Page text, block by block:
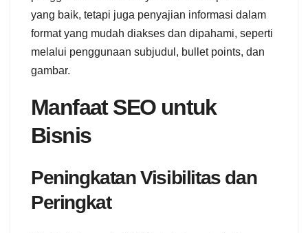
yang baik, tetapi juga penyajian informasi dalam
format yang mudah diakses dan dipahami, seperti
melalui penggunaan subjudul, bullet points, dan
gambar.
Manfaat SEO untuk
Bisnis
Peningkatan Visibilitas dan
Peringkat